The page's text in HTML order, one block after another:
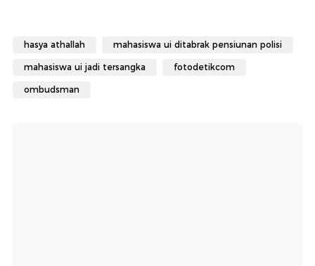
hasya athallah mahasiswa ui ditabrak pensiunan polisi
mahasiswa ui jadi tersangka fotodetikcom
ombudsman